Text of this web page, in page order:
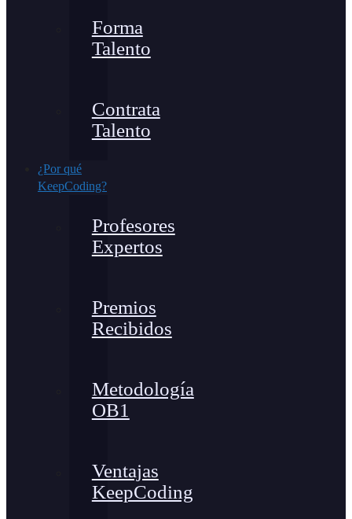
Forma
Talento
Contrata
Talento
¿Por qué
KeepCoding?
Profesores
Expertos
Premios
Recibidos
Metodología
OB1
Ventajas
KeepCoding